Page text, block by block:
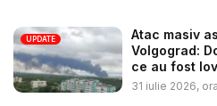
UPDATE
Atac masiv
Volgograd:
ce au fost
31 iulie 2026,